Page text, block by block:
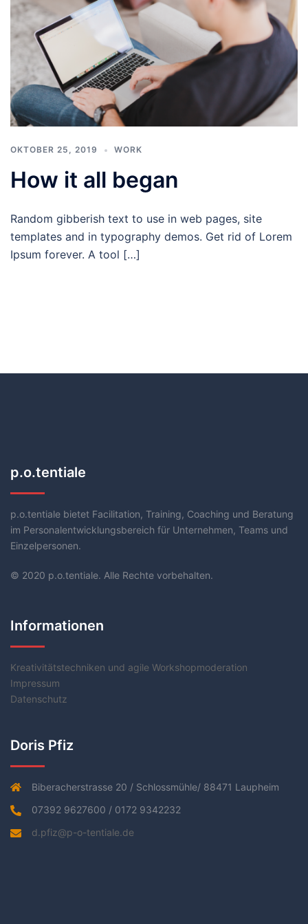
OKTOBER 25, 2019 WORK
How it all began
Random gibberish text to use in web pages, site
templates and in typography demos. Get rid of Lorem
Ipsum forever. A tool […]
p.o.tentiale
p.o.tentiale bietet Facilitation, Training, Coaching und Beratung
im Personalentwicklungsbereich für Unternehmen, Teams und
Einzelpersonen.
© 2020 p.o.tentiale. Alle Rechte vorbehalten.
Informationen
Kreativitätstechniken und agile Workshopmoderation
Impressum
Datenschutz
Doris Pfiz
Biberacherstrasse 20 / Schlossmühle/ 88471 Laupheim
07392 9627600 / 0172 9342232
d.pfiz@p-o-tentiale.de